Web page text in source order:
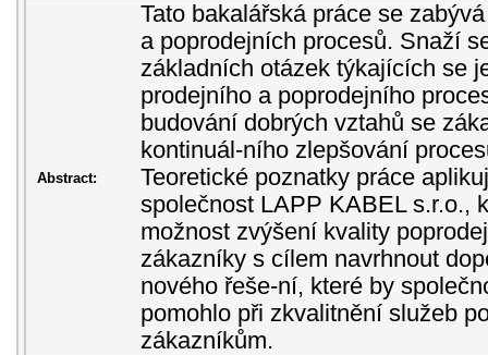
Abstract:
Tato bakalářská práce se
a poprodejních procesů. Snaží
základních otázek týkajících se
prodejního a poprodejního
budování dobrých vztahů se
kontinuál-ního zlepšování
Teoretické poznatky práce
společnost LAPP KABEL s.r.o.,
možnost zvýšení kvality
zákazníky s cílem navrhnout
nového řeše-ní, které by
pomohlo při zkvalitnění služeb
zákazníkům.